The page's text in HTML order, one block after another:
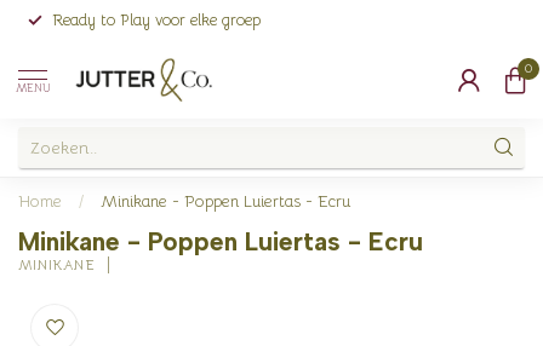
Ready to Play voor elke groep
MENU
0
Home / Minikane - Poppen Luiertas - Ecru
Minikane - Poppen Luiertas - Ecru
MINIKANE